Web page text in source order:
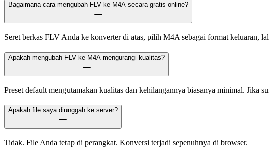
Bagaimana cara mengubah FLV ke M4A secara gratis online?
Seret berkas FLV Anda ke konverter di atas, pilih M4A sebagai format keluaran,
Apakah mengubah FLV ke M4A mengurangi kualitas?
Preset default mengutamakan kualitas dan kehilangannya biasanya minimal.
Apakah file saya diunggah ke server?
Tidak. File Anda tetap di perangkat. Konversi terjadi sepenuhnya di browser.